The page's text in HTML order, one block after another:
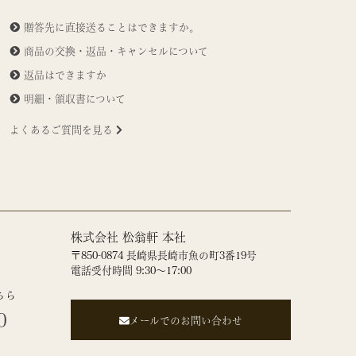
贈答先に直接送ることはできますか。
商品の交換・返品・キャンセルについて
返品はできますか
明細・領収書について
よくあるご質問を見る
株式会社 松翁軒 本社
〒850-0874 長崎県長崎市魚の町3番19号
電話受付時間 9:30～17:00
ら
メールでのお問い合わせ